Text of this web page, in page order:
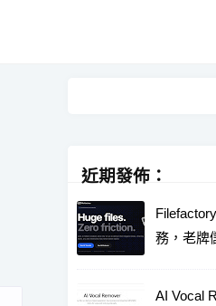
近期發佈：
務，老牌
AI Vocal